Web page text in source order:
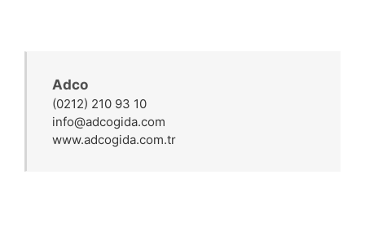
Adco
(0212) 210 93 10
info@adcogida.com
www.adcogida.com.tr